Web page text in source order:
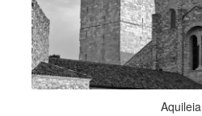
Aquileia